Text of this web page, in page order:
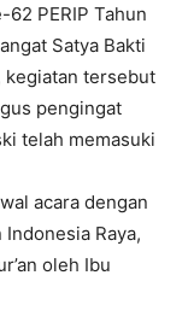
PERIP Tahun
Satya Bakti
kegiatan tersebut
pengingat
telah memasuki
acara dengan
Raya,
oleh Ibu